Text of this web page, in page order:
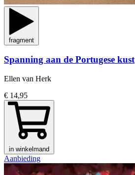
fragment
Spanning aan de Portugese kust
Ellen van Herk
€ 14,95
in winkelmand
Aanbieding